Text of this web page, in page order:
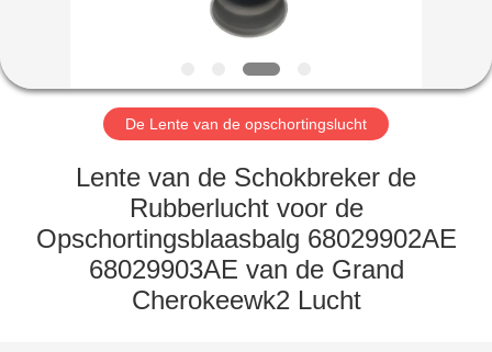
OVER
ONS
FABRIEKSRONDLEIDING
KWALITEITSCONTROLE
De Lente van de opschortingslucht
Lente van de Schokbreker de
Rubberlucht voor de
Opschortingsblaasbalg 68029902AE
68029903AE van de Grand
Cherokeewk2 Lucht